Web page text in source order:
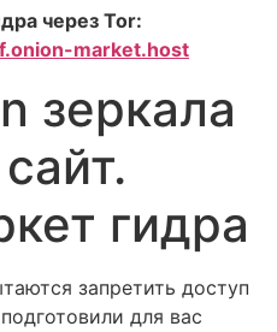
через Tor:
market.host
зеркала
гидра
запретить доступ
для вас